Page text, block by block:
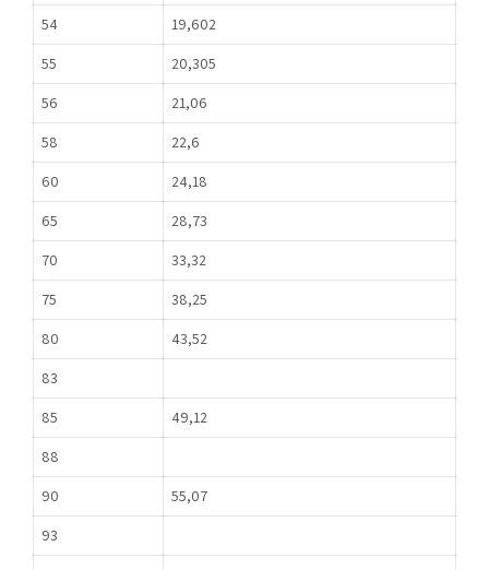
54
19,602
55
20,305
56
21,06
58
22,6
60
24,18
65
28,73
70
33,32
75
38,25
80
43,52
83
85
49,12
88
90
55,07
93